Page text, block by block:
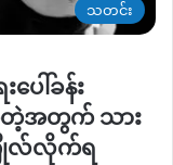
သတင်း
ေါ်ခန်း
စ်တဲ့အတွက် သား
ြိုလ်လိုက်ရ